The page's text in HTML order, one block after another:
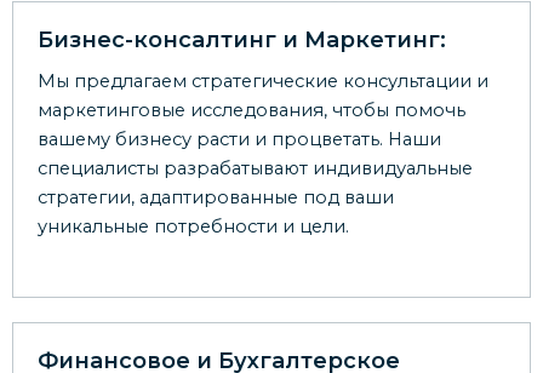
Бизнес-консалтинг и Маркетинг:
Мы предлагаем стратегические консультации и
маркетинговые исследования, чтобы помочь
вашему бизнесу расти и процветать. Наши
специалисты разрабатывают индивидуальные
стратегии, адаптированные под ваши
уникальные потребности и цели.
Финансовое и Бухгалтерское